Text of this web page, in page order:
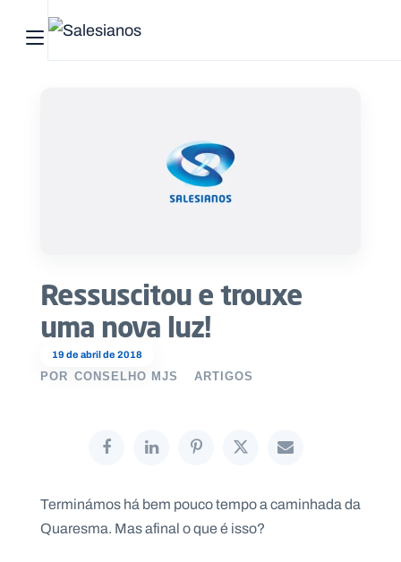
Abrir menu principal
19 de abril de 2018
Ressuscitou e trouxe
uma nova luz!
POR CONSELHO MJS ARTIGOS
Terminámos há bem pouco tempo a caminhada da
Quaresma. Mas afinal o que é isso?
que
fazemos
Recursos
P
O
T